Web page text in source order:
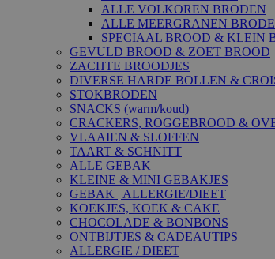
ALLE VOLKOREN BRODEN
ALLE MEERGRANEN
SPECIAAL BROOD & KLEIN
GEVULD BROOD & ZOET BROOD
ZACHTE BROODJES
DIVERSE HARDE BOLLEN &
STOKBRODEN
SNACKS (warm/koud)
CRACKERS, ROGGEBROOD &
VLAAIEN & SLOFFEN
TAART & SCHNITT
ALLE GEBAK
KLEINE & MINI GEBAKJES
GEBAK | ALLERGIE/DIEET
KOEKJES, KOEK & CAKE
CHOCOLADE & BONBONS
ONTBIJTJES & CADEAUTIPS
ALLERGIE / DIEET